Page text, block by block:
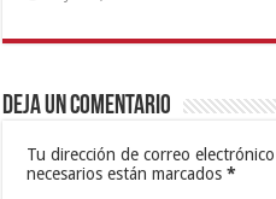
Deja un comentario
Tu dirección de correo
necesarios están marcados*